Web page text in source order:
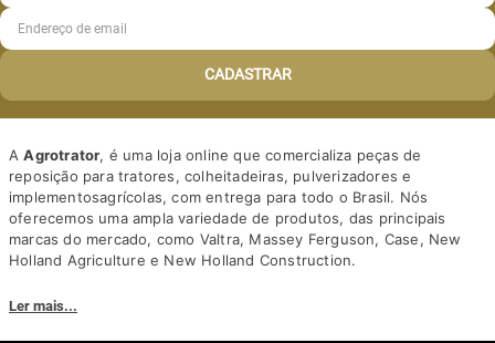
CADASTRAR
AAgrotrator, é uma loja online que comercializa peças de
reposição para tratores, colheitadeiras, pulverizadores e
implementosagrícolas, com entrega para todo o Brasil. Nós
oferecemos uma ampla variedade de produtos, das principais
marcas do mercado, como Valtra, Massey Ferguson, Case, New
Holland Agriculture e New Holland Construction.
competitivos. Nós também oferecemos um atendimento
personalizado, com equipe de profissionais altamente capacitados
Ler mais...